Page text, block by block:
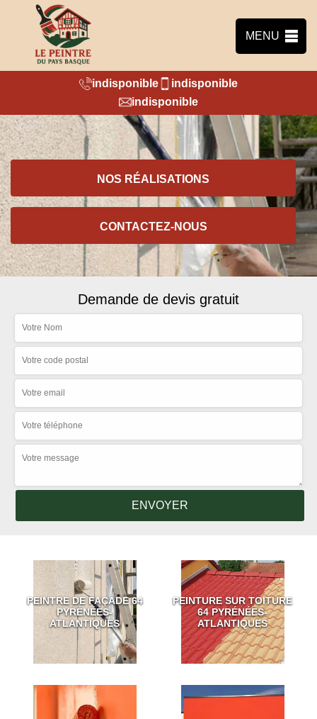
MENU
indisponible
indisponible
indisponible
NOS RÉALISATIONS
CONTACTEZ-NOUS
Demande de devis gratuit
PEINTRE DE FAÇADE 64
PYRÉNÉES-
ATLANTIQUES
PEINTURE SUR TOITURE
64 PYRÉNÉES-
ATLANTIQUES